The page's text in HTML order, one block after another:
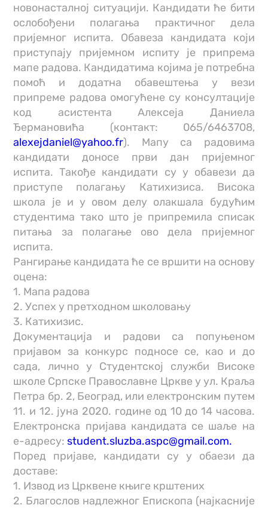
новонасталној ситуацији. Кандидати ће бити
ослобођени полагања практичног дела
пријемног испита. Обавеза кандидата који
приступају пријемном испиту је припрема
мапе радова. Кандидатима којима је потребна
помоћ и додатна обавештења у вези
припреме радова омогућене су консултације
код асистента Алексеја Даниела
Ђермановића (контакт: 065/6463708,
alexejdaniel@yahoo.fr). Мапу са радовима
кандидати доносе први дан пријемног
испита. Такође кандидати су у обавези да
приступе полагању Катихизиса. Висока
школа је и у овом делу олакшала будућим
студентима тако што је припремила списак
питања за полагање ово дела пријемног
испита.
Рангирање кандидата ће се вршити на основу
оцена:
1. Мапа радова
2. Успех у претходном школовању
3. Катихизис.
Документација и радови са попуњеном
пријавом за конкурс подносе се, као и до
сада, лично у Студентској служби Високе
школе Српске Православне Цркве у ул. Краља
Петра бр. 2, Београд, или електронским путем
11. и 12. jунa 2020. године од 10 до 14 часова.
Електронска пријава кандидата се шаље на
е-адресу: student.sluzba.aspc@gmail.com.
Поред пријаве, кандидати су у обаези да
доставе:
1. Извод из Црквене књиге крштених
2. Благослов надлежног Епископа (најкасније